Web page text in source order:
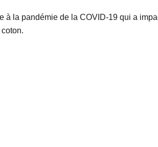
à la pandémie de la COVID-19 qui a